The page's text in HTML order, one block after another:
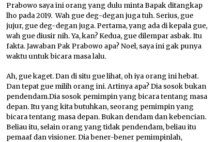
Prabowo saya ini orang yang dulu minta Bapak ditangkap
lho pada 2019. Wah gue deg-degan juga tuh. Serius, gue
jujur, gue deg-degan juga. Pertama, yang ada di kepala gue,
wah gue diusir nih. Ya, kan? Kedua, gue dilempar asbak. Itu
fakta. Jawaban Pak Prabowo apa? Noel, saya ini gak punya
waktu untuk bicara masa lalu.
Ah, gue kaget. Dan di situ gue lihat, oh iya orang ini hebat.
Dan tepat gue milih orang ini. Artinya apa? Dia sosok bukan
pendendam.Dia sosok pemimpin yang bicara tentang masa
depan. Itu yang kita butuhkan, seorang pemimpin yang
bicara tentang masa depan. Bukan dendam dan kebencian.
Beliau itu, selain orang yang tidak pendendam, beliau itu
pemaaf dan visioner. Dia bener-bener pemimpinlah,